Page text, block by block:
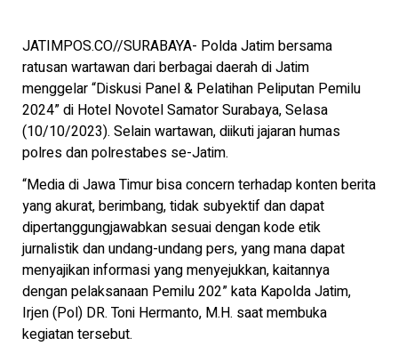
JATIMPOS.CO//SURABAYA- Polda Jatim bersama
ratusan wartawan dari berbagai daerah di Jatim
menggelar “Diskusi Panel & Pelatihan Peliputan Pemilu
2024” di Hotel Novotel Samator Surabaya, Selasa
(10/10/2023). Selain wartawan, diikuti jajaran humas
polres dan polrestabes se-Jatim.
“Media di Jawa Timur bisa concern terhadap konten berita
yang akurat, berimbang, tidak subyektif dan dapat
dipertanggungjawabkan sesuai dengan kode etik
jurnalistik dan undang-undang pers, yang mana dapat
menyajikan informasi yang menyejukkan, kaitannya
dengan pelaksanaan Pemilu 202” kata Kapolda Jatim,
Irjen (Pol) DR. Toni Hermanto, M.H. saat membuka
kegiatan tersebut.